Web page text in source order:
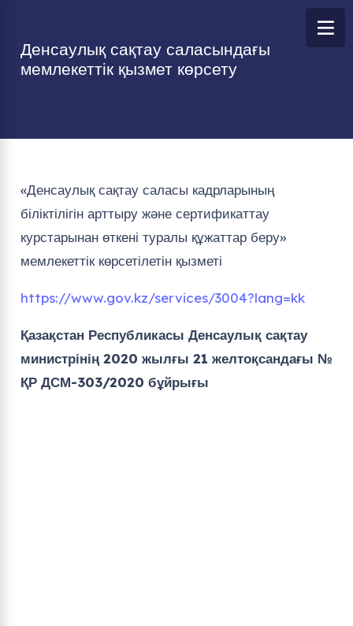
Денсаулық сақтау саласындағы
мемлекеттік қызмет көрсету
«Денсаулық сақтау саласы кадрларының
біліктілігін арттыру және сертификаттау
курстарынан өткені туралы құжаттар беру»
мемлекеттік көрсетілетін қызметі
https://www.gov.kz/services/3004?lang=kk
Қазақстан Республикасы Денсаулық сақтау
министрінің 2020 жылғы 21 желтоқсандағы №
ҚР ДСМ-303/2020 бұйрығы